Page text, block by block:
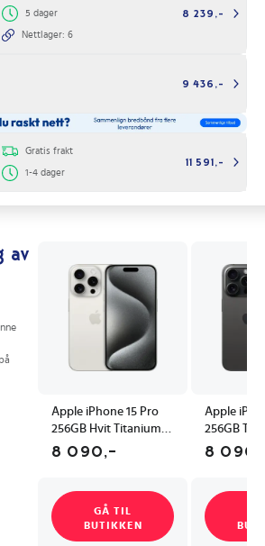
5 dager
Nettlager: 6
8 239,-
9 436,-
Gratis frakt
1-4 dager
11 591,-
av
Apple iPhone 15 Pro
256GB Hvit Titanium
5G med iOS 2023
8 090,-
Apple
256GB
5G og
8
GÅ TIL
BUTIKKEN